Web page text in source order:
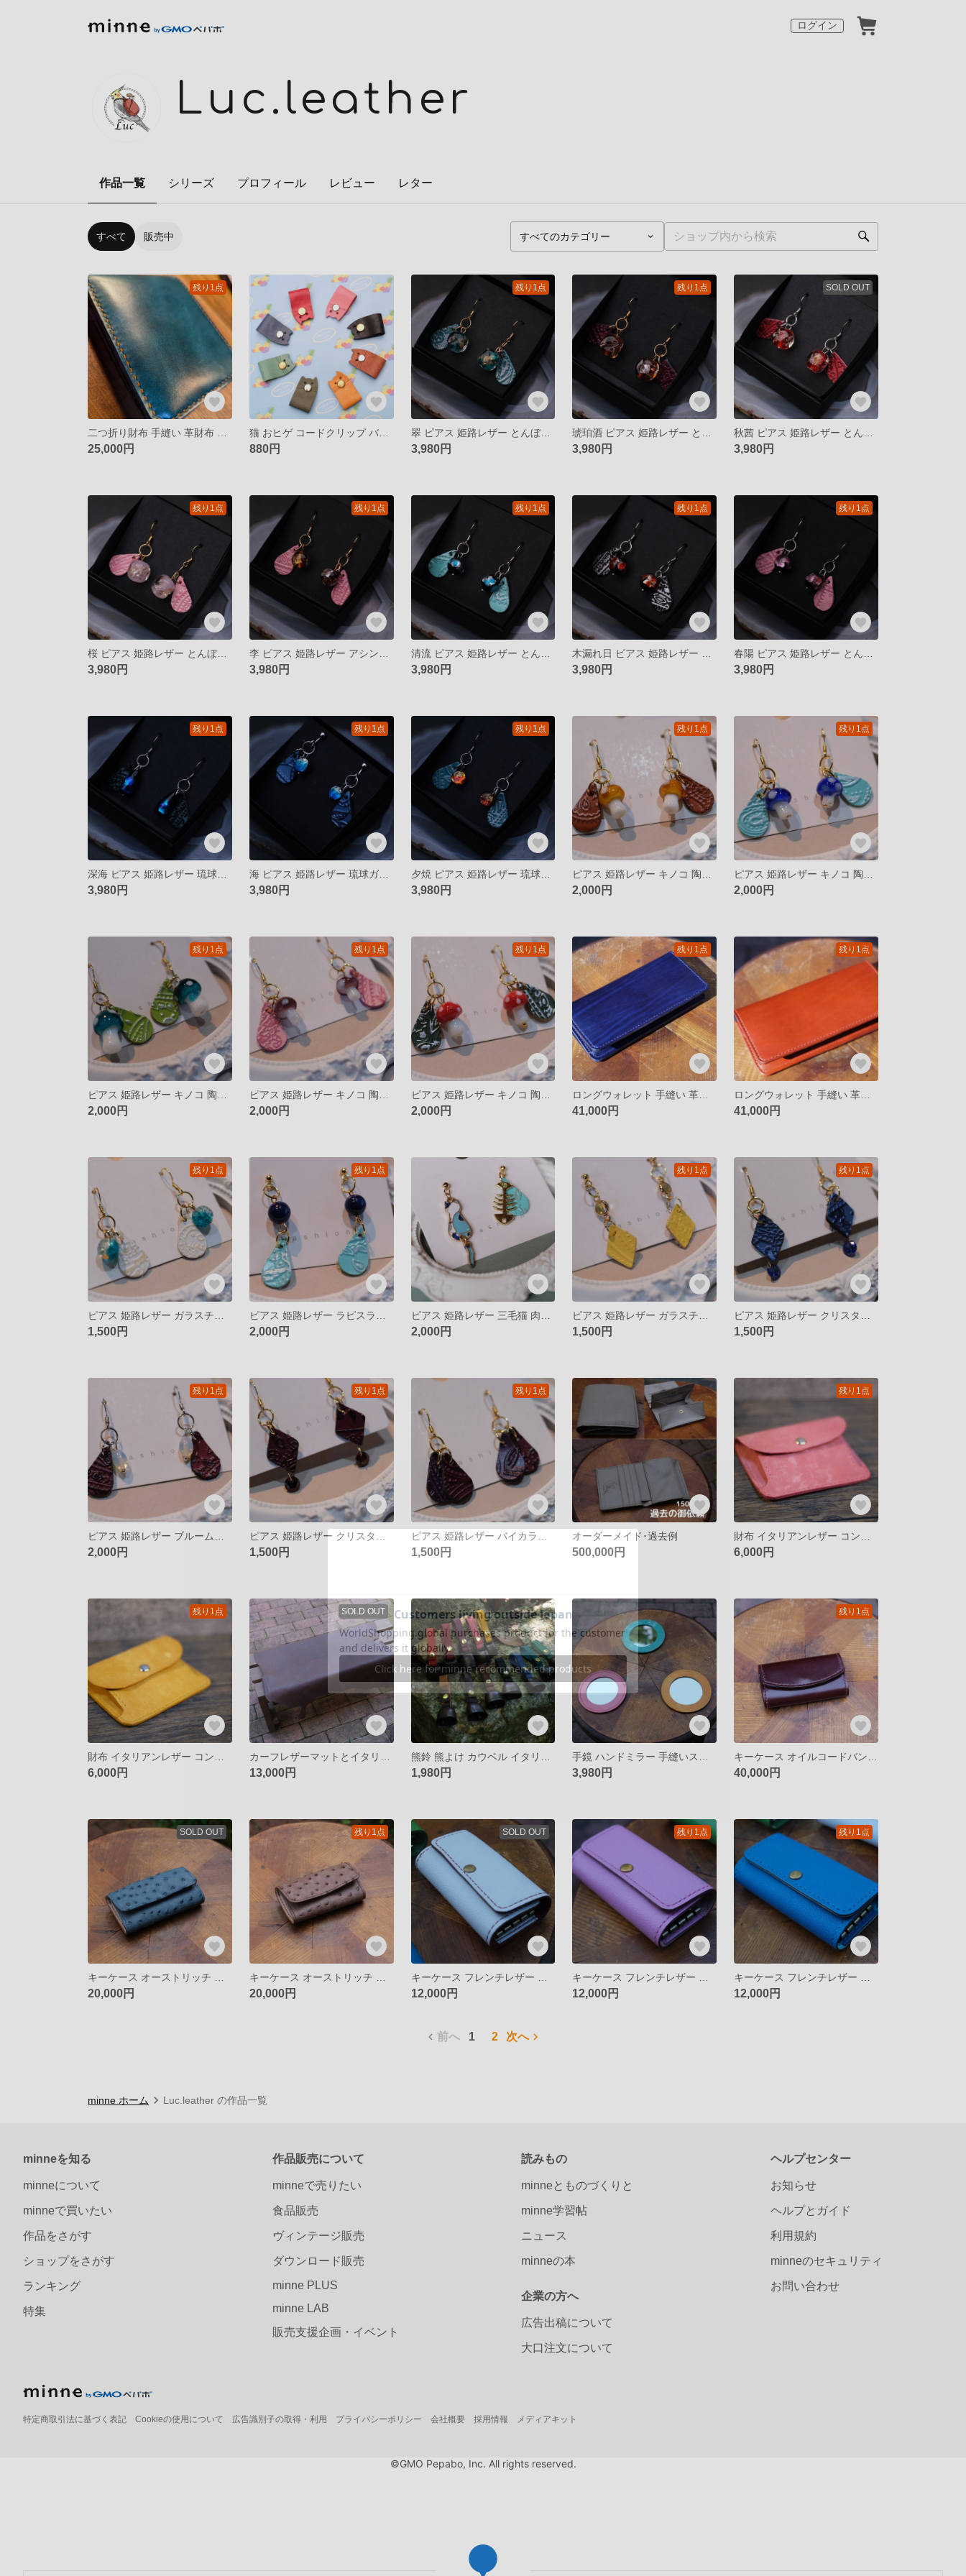
ログイン
Luc.leather
作品一覧 シリーズ プロフィール レビュー レター
すべて 販売中
残り1点
25,000円
猫 おヒゲ コードクリップ バッグクロージャー バッグチャーム
880円
残り1点
翠 ピアス 姫路レザー とんぼ玉 揺れるピアス イヤリング
3,980円
残り1点
3,980円
SOLD OUT
3,980円
残り1点
桜 ピアス 姫路レザー とんぼ玉 揺れるピアス イヤリング
3,980円
残り1点
3,980円
残り1点
3,980円
残り1点
3,980円
残り1点
3,980円
残り1点
3,980円
残り1点
海 ピアス 姫路レザー 琉球ガラス ホタルガラス 揺れるピアス イヤリング
3,980円
残り1点
夕焼 ピアス 姫路レザー 琉球ガラス ホタルガラス 揺れるピアス イヤリング
3,980円
残り1点
2,000円
残り1点
2,000円
残り1点
2,000円
残り1点
2,000円
残り1点
2,000円
残り1点
41,000円
残り1点
41,000円
残り1点
1,500円
残り1点
2,000円 2,000円
残り1点
1,500円
残り1点
1,500円
残り1点
2,000円
残り1点
1,500円
残り1点
1,500円
オーダーメイド･過去例
500,000円
残り1点
6,000円
残り1点
6,000円
SOLD OUT
13,000円 1,980円 3,980円
残り1点
40,000円
SOLD OUT
20,000円
残り1点
20,000円
SOLD OUT
12,000円
残り1点
12,000円
残り1点
12,000円
前へ 1 2 次へ
minne ホーム Luc.leather の作品一覧
minneを知る
minneについて
minneで買いたい
作品をさがす
ショップをさがす
ランキング
特集
作品販売について
minneで売りたい
食品販売
ヴィンテージ販売
ダウンロード販売
minne PLUS
minne LAB
販売支援企画・イベント
読みもの
minneとものづくりと
minne学習帖
ニュース
minneの本
企業の方へ
広告出稿について
大口注文について
ヘルプセンター
お知らせ
ヘルプとガイド
利用規約
minneのセキュリティ
お問い合わせ
特定商取引法に基づく表記 Cookieの使用について 広告識別子の取得・利用 プライバシーポリシー 会社概要 採用情報 メディアキット
©GMO Pepabo, Inc. All rights reserved.